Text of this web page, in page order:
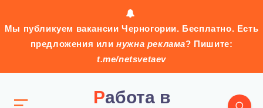
Мы публикуем вакансии Черногории. Бесплатно. Есть
предложения илинужна реклама? Пишите:
t.me/netsvetaev
Работа в